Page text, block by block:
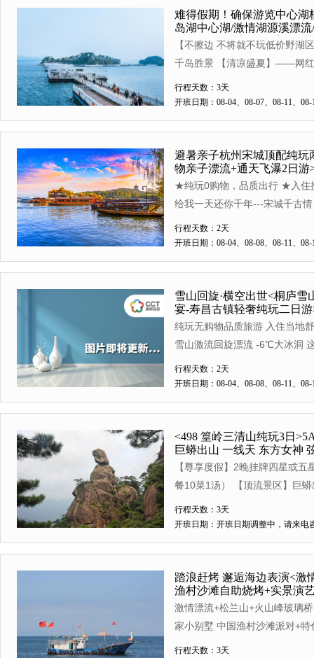
难得假期！确保游览中心湖
岛湖中心湖/激情湖源溪漂
1正特色鱼头宴 纯玩③日
【不擦边 不将就不玩低价野湖
千岛胜景 【清凉盛夏】——网
罗纪、花海瀑布、戏水泉池】
漂流 【品质把控】 精选2晚携
行程天数：3天
开班日期：08-04、08-07、08-11、
避暑亲子杭州宋城顶配纯玩
物亲子漂流+通天飞瀑2日
暑、亲子、趣味、安全，
★纯玩0购物，品质出行 ★入住
给我一天还你千年---宋城千古情
行程天数：2天
开班日期：08-04、08-08、08-11、
雪山回旋·横空出世<桐庐
宴-寿昌古镇轻奢纯玩二日
洞内用餐
纯玩无购物品质旅游 入住当地
雪山激流回旋漂流 -6℃大冰洞
行程天数：2天
开班日期：08-04、08-08、08-11、
<498 篁岭三清山纯玩3日
巨蟒出山 一线天 东方女神
网红花溪水街
【尊享度假】2晚挂牌四星或
餐10菜1汤） 【顶流景区】巨
【5A篁岭·鲜花小镇】乡村游
荡文化街区，婺源超燃打卡地
行程天数：3天
开班日期：开班日期调整中，请来电
踏浪赶烤 邂逅海边表演<激
渔村沙滩自助烧烤+实景演
4正其中特别升级一餐扶墙
激情漂流+松兰山+火山峰玻璃
家小别墅 中国渔村沙滩派对+
行程天数：3天